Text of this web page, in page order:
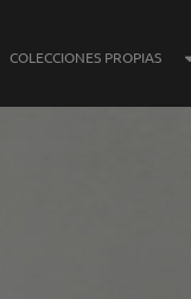
COLECCIONES PROPIAS